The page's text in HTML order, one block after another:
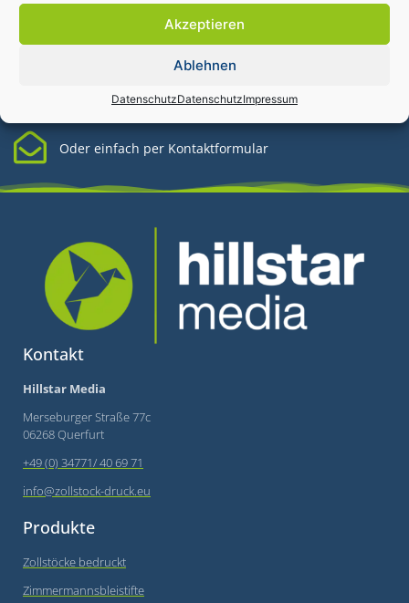
Akzeptieren
Ablehnen
DatenschutzDatenschutzImpressum
Haben Sie eine Frage, oder benötigen Sie Hilfe?
Oder einfach per Kontaktformular
Kontakt
Hillstar Media
Merseburger Straße 77c
06268 Querfurt
+49 (0) 34771/ 40 69 71
info@zollstock-druck.eu
Produkte
Zollstöcke bedruckt
Zimmermannsbleistifte